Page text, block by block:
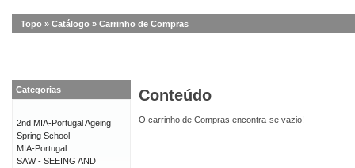
Topo » Catálogo » Carrinho de Compras
Conteúdo
O carrinho de Compras encontra-se vazio!
Categorias
2nd MIA-Portugal Ageing
Spring School
MIA-Portugal
SAW - SEEING AND